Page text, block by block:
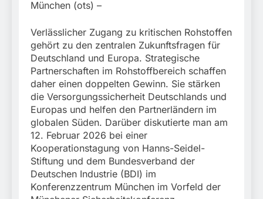
und Einleitung eines
Steuerstrafverfahrens
eingereist/Bundespolizei
stellt Auto sicher
München (ots) –
Verlässlicher Zugang zu kritischen Rohstoffen
gehört zu den zentralen Zukunftsfragen für
Deutschland und Europa. Strategische
Partnerschaften im Rohstoffbereich schaffen
daher einen doppelten Gewinn. Sie stärken
die Versorgungssicherheit Deutschlands und
Europas und helfen den Partnerländern im
globalen Süden. Darüber diskutierte man am
12. Februar 2026 bei einer
Kooperationstagung von Hanns-Seidel-
Stiftung und dem Bundesverband der
Deutschen Industrie (BDI) im
Konferenzzentrum München im Vorfeld der